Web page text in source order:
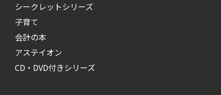
シークレットシリーズ
子育て
会計の本
アステイオン
CD・DVD付きシリーズ